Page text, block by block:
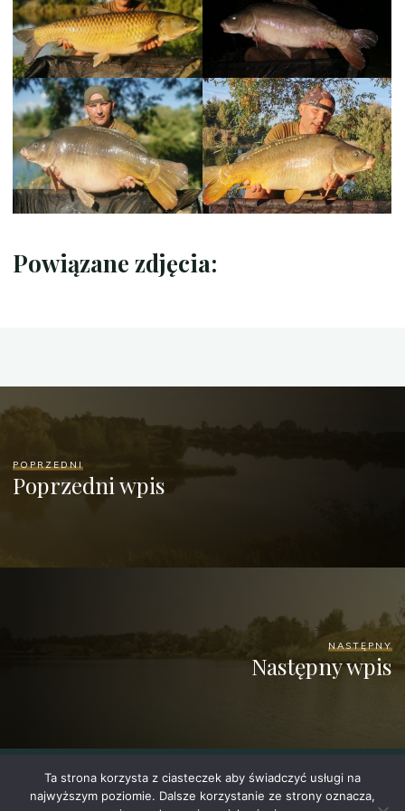
Powiązane zdjęcia:
POPRZEDNI
Poprzedni wpis
NASTĘPNY
Następny wpis
Ta strona korzysta z ciasteczek aby świadczyć usługi na
najwyższym poziomie. Dalsze korzystanie ze strony oznacza,